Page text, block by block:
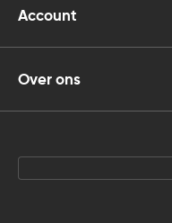
Account
Over ons